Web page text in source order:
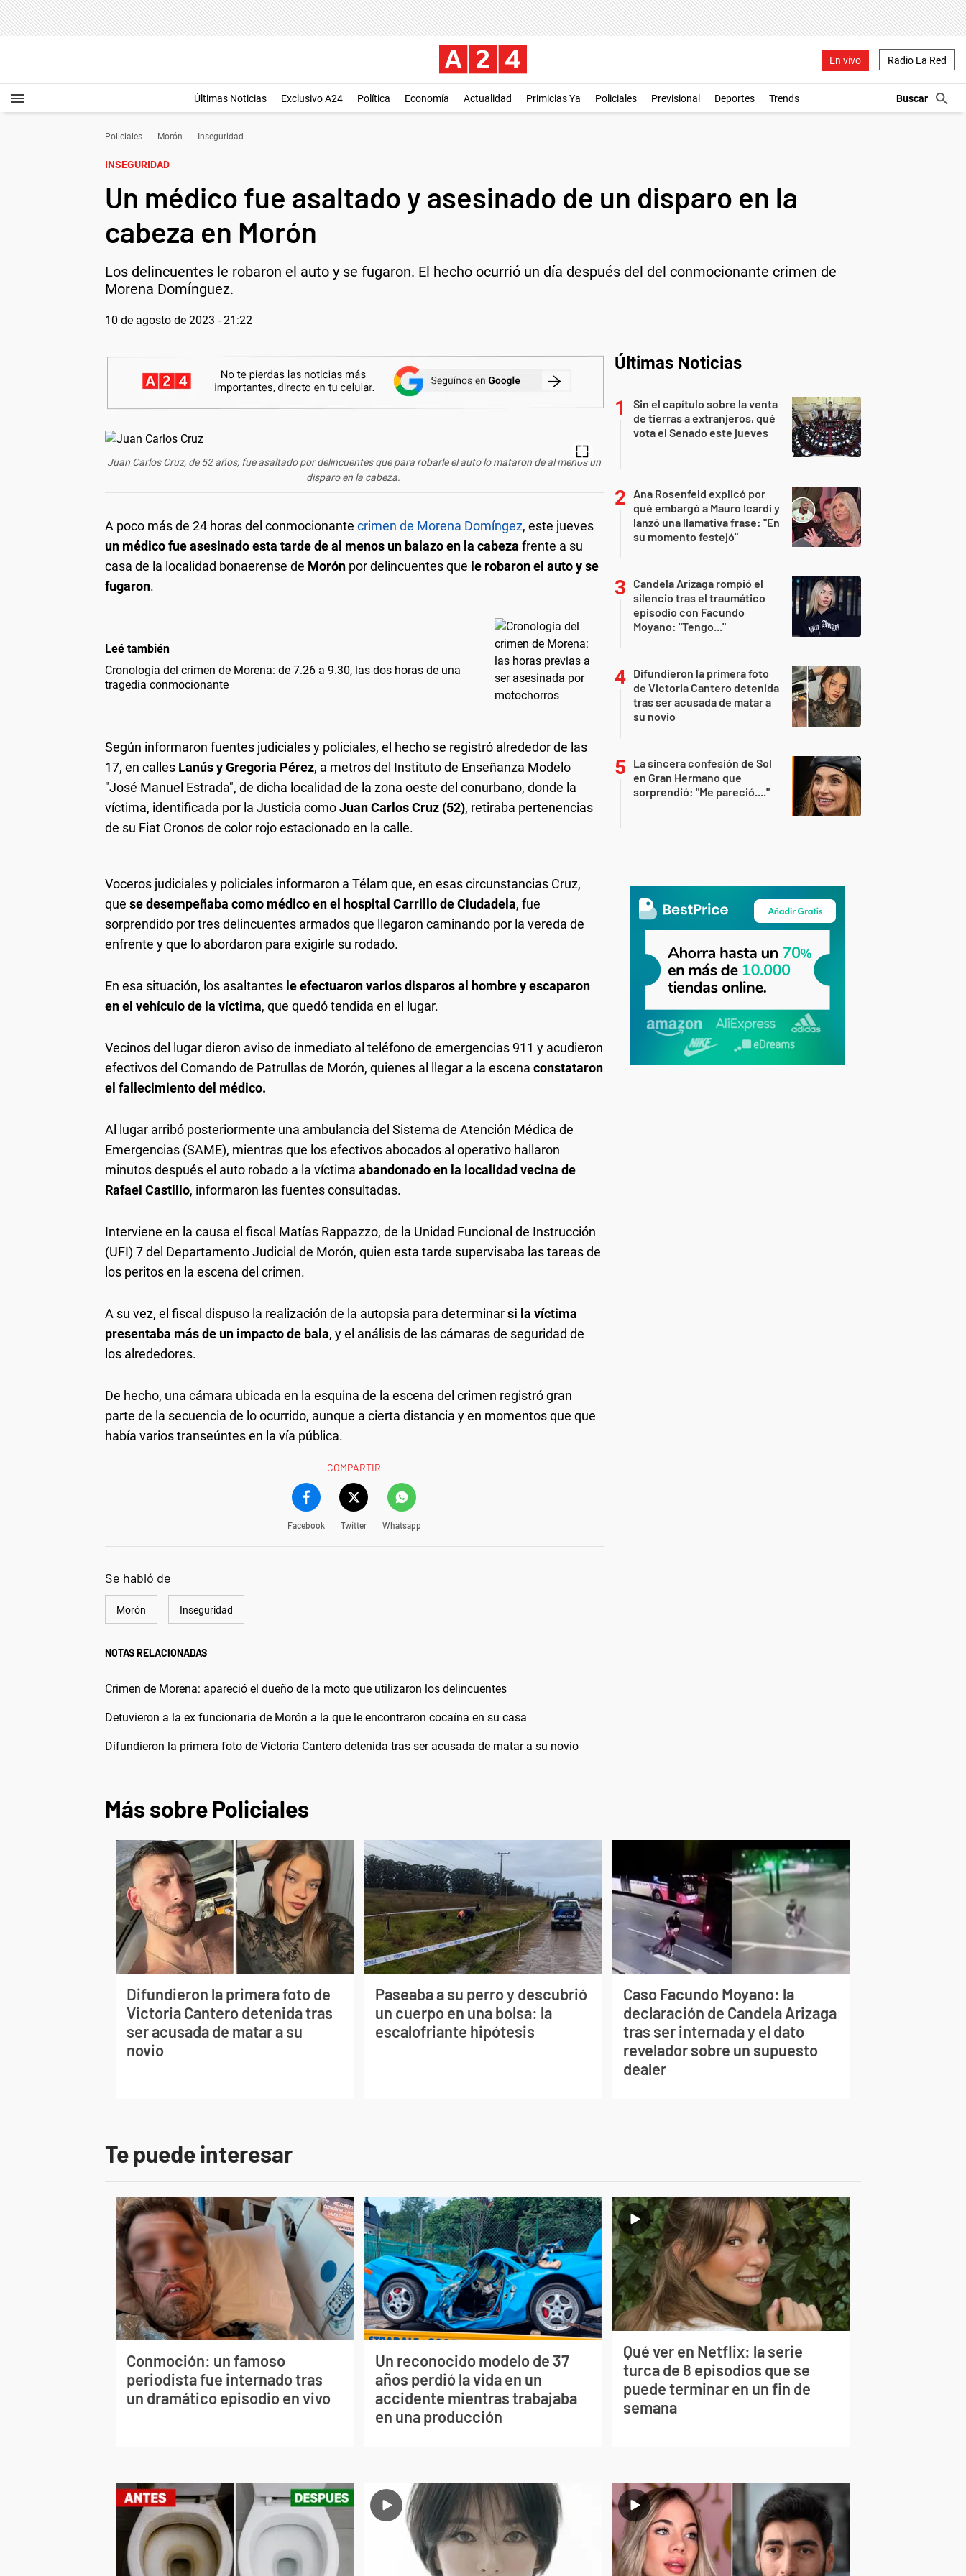
En vivo Radio La Red
Últimas Noticias Exclusivo A24 Política Economía Actualidad Primicias Ya Policiales Previsional Deportes Trends
Policiales Morón Inseguridad
INSEGURIDAD
Un médico fue asaltado y asesinado de un disparo en la
cabeza en Morón
Los delincuentes le robaron el auto y se fugaron. El hecho ocurrió un día después del del conmocionante crimen de
Morena Domínguez.
10 de agosto de 2023 - 21:22
Juan Carlos Cruz, de 52 años, fue asaltado por delincuentes que para robarle el auto lo mataron de al menos un
disparo en la cabeza.
A poco más de 24 horas del conmocionante crimen de Morena Domíngez, este jueves
un médico fue asesinado esta tarde de al menos un balazo en la cabeza frente a su
casa de la localidad bonaerense de Morón por delincuentes que le robaron el auto y se
fugaron.
Leé también
Cronología del crimen de Morena: de 7.26 a 9.30, las dos horas de una
tragedia conmocionante
Según informaron fuentes judiciales y policiales, el hecho se registró alrededor de las
17, en calles Lanús y Gregoria Pérez, a metros del Instituto de Enseñanza Modelo
"José Manuel Estrada", de dicha localidad de la zona oeste del conurbano, donde la
víctima, identificada por la Justicia comoJuan Carlos Cruz (52), retiraba pertenencias
de su Fiat Cronos de color rojo estacionado en la calle.
Voceros judiciales y policiales informaron a Télam que, en esas circunstancias Cruz,
que se desempeñaba como médico en el hospital Carrillo de Ciudadela, fue
sorprendido por tres delincuentes armados que llegaron caminando por la vereda de
enfrente y que lo abordaron para exigirle su rodado.
En esa situación, los asaltantes le efectuaron varios disparos al hombre y escaparon
en el vehículo de la víctima, que quedó tendida en el lugar.
Vecinos del lugar dieron aviso de inmediato al teléfono de emergencias 911 y acudieron
efectivos del Comando de Patrullas de Morón, quienes al llegar a la escena constataron
el fallecimiento del médico.
Al lugar arribó posteriormente una ambulancia del Sistema de Atención Médica de
Emergencias (SAME), mientras que los efectivos abocados al operativo hallaron
minutos después el auto robado a la víctima abandonado en la localidad vecina de
Rafael Castillo, informaron las fuentes consultadas.
Interviene en la causa el fiscal Matías Rappazzo, de la Unidad Funcional de Instrucción
(UFI) 7 del Departamento Judicial de Morón, quien esta tarde supervisaba las tareas de
los peritos en la escena del crimen.
A su vez, el fiscal dispuso la realización de la autopsia para determinarsi la víctima
presentaba más de un impacto de bala, y el análisis de las cámaras de seguridad de
los alrededores.
De hecho, una cámara ubicada en la esquina de la escena del crimen registró gran
parte de la secuencia de lo ocurrido, aunque a cierta distancia y en momentos que que
había varios transeúntes en la vía pública.
COMPARTIR
Facebook Twitter Whatsapp
Se habló de
Morón Inseguridad
NOTAS RELACIONADAS
Crimen de Morena: apareció el dueño de la moto que utilizaron los delincuentes
Detuvieron a la ex funcionaria de Morón a la que le encontraron cocaína en su casa
Difundieron la primera foto de Victoria Cantero detenida tras ser acusada de matar a su novio
Últimas Noticias
Sin el capítulo sobre la venta
de tierras a extranjeros, qué
vota el Senado este jueves
Ana Rosenfeld explicó por
qué embargó a Mauro Icardi y
lanzó una llamativa frase: "En
su momento festejó"
Candela Arizaga rompió el
silencio tras el traumático
episodio con Facundo
Moyano: "Tengo..."
Difundieron la primera foto
de Victoria Cantero detenida
tras ser acusada de matar a
su novio
La sincera confesión de Sol
en Gran Hermano que
sorprendió: "Me pareció...."
Más sobre Policiales
Difundieron la primera foto de
Victoria Cantero detenida tras
ser acusada de matar a su
novio
Paseaba a su perro y descubrió
un cuerpo en una bolsa: la
escalofriante hipótesis
Caso Facundo Moyano: la
declaración de Candela Arizaga
tras ser internada y el dato
revelador sobre un supuesto
dealer
Te puede interesar
Conmoción: un famoso
periodista fue internado tras
un dramático episodio en vivo
Un reconocido modelo de 37
años perdió la vida en un
accidente mientras trabajaba
en una producción
Qué ver en Netflix: la serie
turca de 8 episodios que se
puede terminar en un fin de
semana